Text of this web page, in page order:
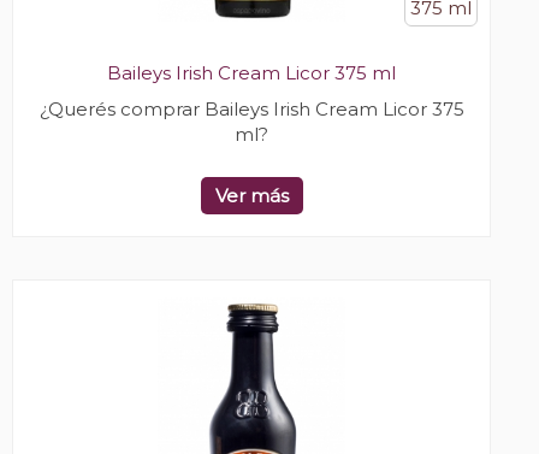
375 ml
Baileys Irish Cream Licor 375 ml
¿Querés comprar Baileys Irish Cream Licor 375
ml?
Ver más